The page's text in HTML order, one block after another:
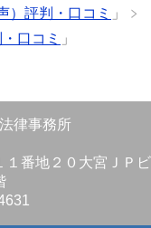
）評判・口コミ
」
口コミ 」
律事務所
１番地２０大宮ＪＰビ